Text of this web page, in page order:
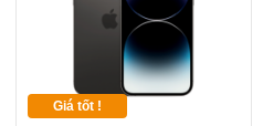
Giá tốt !